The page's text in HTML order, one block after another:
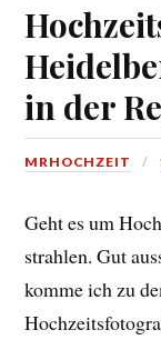
in der
MRHOCHZEIT
Geht es um
strahlen. Gut
komme ich zu